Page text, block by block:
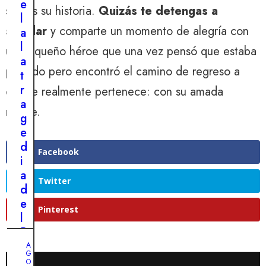
sabrás su historia. Quizás te detengas a
saludar y comparte un momento de alegría con
un pequeño héroe que una vez pensó que estaba
perdido pero encontró el camino de regreso a
donde realmente pertenece: con su amada
madre.
Facebook
Twitter
Pinterest
a
j
e
d
e
u
n
p
e
r
r
o
q
u
e
a
h
l
:
e
l
i
m
p
r
o
b
a
b
l
e
h
e
r
o
3
R
e
s
c
a
t
i
s
t
a
s
d
e
l
a
l
a
t
r
a
g
e
d
i
a
d
e
l
B
eA
G
O